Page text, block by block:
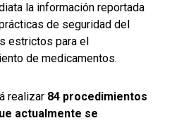
la información reportada
de seguridad del
estrictos para el
de medicamentos.
realizar 84 procedimientos
actualmente se